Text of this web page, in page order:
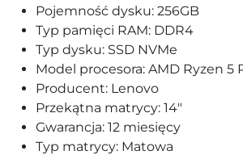
Pojemność dysku: 256GB
Typ pamięci RAM: DDR4
Typ dysku: SSD NVMe
Model procesora: AMD Ryzen 5
Producent: Lenovo
Przekątna matrycy: 14"
Gwarancja: 12 miesięcy
Typ matrycy: Matowa